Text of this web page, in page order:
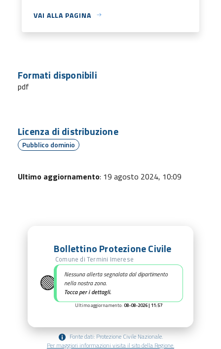
VAI ALLA PAGINA
Formati disponibili
pdf
Licenza di distribuzione
Pubblico dominio
Ultimo aggiornamento: 19 agosto 2024, 10:09
🟢
Bollettino Protezione Civile
Comune di Termini Imerese
Nessuna allerta segnalata dal dipartimento
nella nostra zona.
Tocca per i dettagli.
Ultimo aggiornamento: 08-08-2026 | 11:57
Fonte dati: Protezione Civile Nazionale.
Per maggiori informazioni visita il sito della Regione.